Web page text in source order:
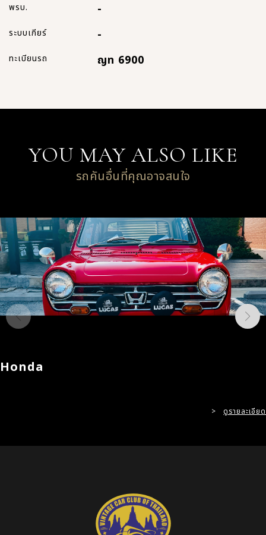
พรบ. -
ระบบเกียร์ -
ทะเบียนรถ ญท 6900
YOU MAY ALSO LIKE
รถคันอื่นที่คุณอาจสนใจ
Honda
> ดูรายละเอียด